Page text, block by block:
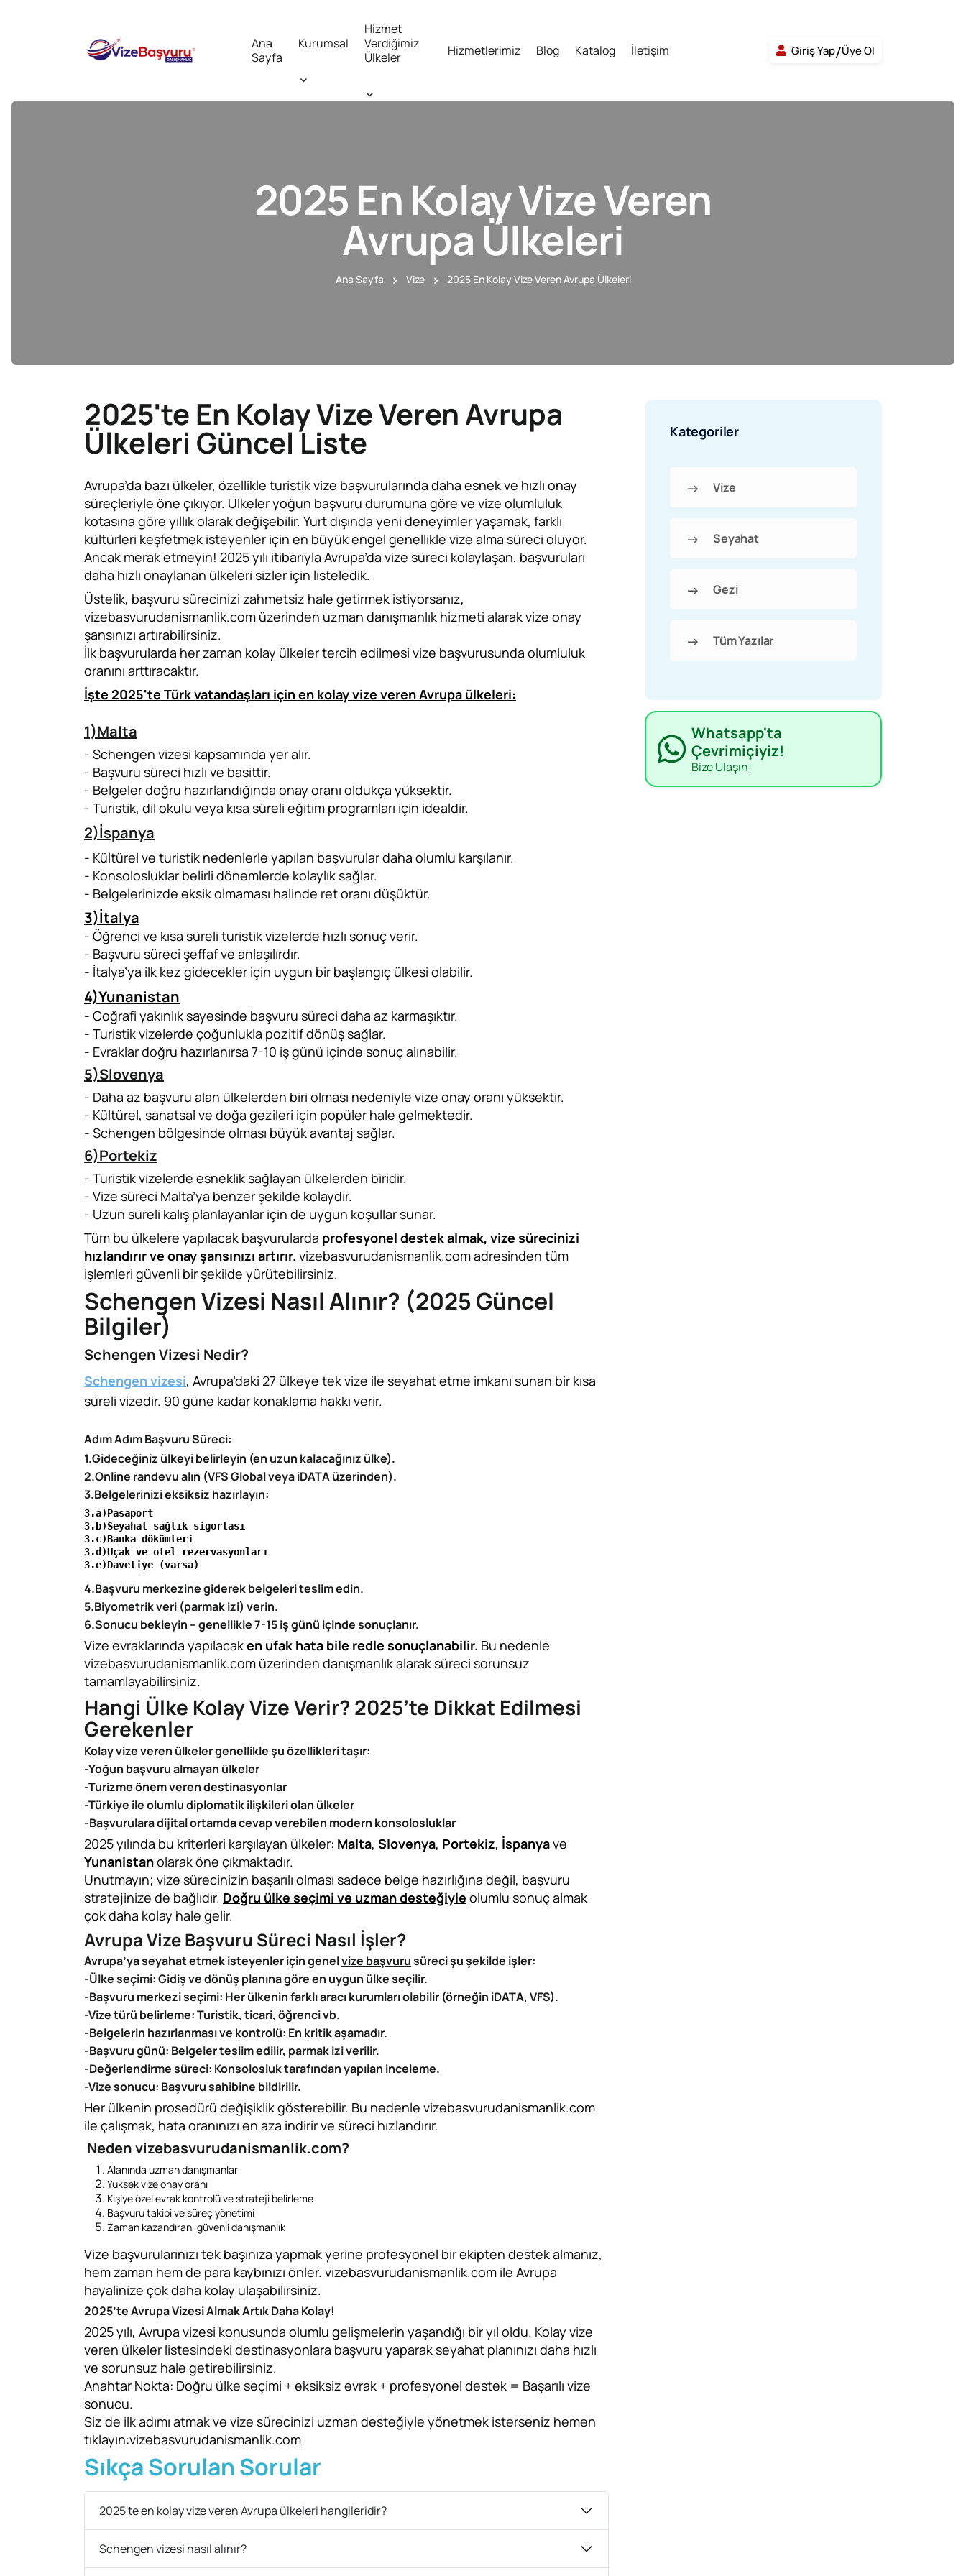
Ana
Sayfa
Kurumsal
Hizmet
Verdiğimiz
Ülkeler
Hizmetlerimiz Blog Katalog İletişim Giriş Yap Üye Ol
2025 En Kolay Vize Veren
Avrupa Ülkeleri
Ana Sayfa Vize 2025 En Kolay Vize Veren Avrupa Ülkeleri
2025'te En Kolay Vize Veren Avrupa
Ülkeleri Güncel Liste
Avrupa’da bazı ülkeler, özellikle turistik vize başvurularında daha esnek ve hızlı onay
süreçleriyle öne çıkıyor. Ülkeler yoğun başvuru durumuna göre ve vize olumluluk
kotasına göre yıllık olarak değişebilir. Yurt dışında yeni deneyimler yaşamak, farklı
kültürleri keşfetmek isteyenler için en büyük engel genellikle vize alma süreci oluyor.
Ancak merak etmeyin! 2025 yılı itibarıyla Avrupa’da vize süreci kolaylaşan, başvuruları
daha hızlı onaylanan ülkeleri sizler için listeledik.
Üstelik, başvuru sürecinizi zahmetsiz hale getirmek istiyorsanız,
vizebasvurudanismanlik.com üzerinden uzman danışmanlık hizmeti alarak vize onay
şansınızı artırabilirsiniz.
İlk başvurularda her zaman kolay ülkeler tercih edilmesi vize başvurusunda olumluluk
oranını arttıracaktır.
İşte 2025'te Türk vatandaşları için en kolay vize veren Avrupa ülkeleri:
1)Malta
- Schengen vizesi kapsamında yer alır.
- Başvuru süreci hızlı ve basittir.
- Belgeler doğru hazırlandığında onay oranı oldukça yüksektir.
- Turistik, dil okulu veya kısa süreli eğitim programları için idealdir.
2)İspanya
- Kültürel ve turistik nedenlerle yapılan başvurular daha olumlu karşılanır.
- Konsolosluklar belirli dönemlerde kolaylık sağlar.
- Belgelerinizde eksik olmaması halinde ret oranı düşüktür.
3)İtalya
- Öğrenci ve kısa süreli turistik vizelerde hızlı sonuç verir.
- Başvuru süreci şeffaf ve anlaşılırdır.
- İtalya’ya ilk kez gidecekler için uygun bir başlangıç ülkesi olabilir.
4)Yunanistan
- Coğrafi yakınlık sayesinde başvuru süreci daha az karmaşıktır.
- Turistik vizelerde çoğunlukla pozitif dönüş sağlar.
- Evraklar doğru hazırlanırsa 7-10 iş günü içinde sonuç alınabilir.
5)Slovenya
- Daha az başvuru alan ülkelerden biri olması nedeniyle vize onay oranı yüksektir.
- Kültürel, sanatsal ve doğa gezileri için popüler hale gelmektedir.
- Schengen bölgesinde olması büyük avantaj sağlar.
6)Portekiz
- Turistik vizelerde esneklik sağlayan ülkelerden biridir.
- Vize süreci Malta’ya benzer şekilde kolaydır.
- Uzun süreli kalış planlayanlar için de uygun koşullar sunar.
Tüm bu ülkelere yapılacak başvurularda profesyonel destek almak, vize sürecinizi
hızlandırır ve onay şansınızı artırır. vizebasvurudanismanlik.com adresinden tüm
işlemleri güvenli bir şekilde yürütebilirsiniz.
Schengen Vizesi Nasıl Alınır? (2025 Güncel
Bilgiler)
Schengen Vizesi Nedir?
Schengen vizesi, Avrupa’daki 27 ülkeye tek vize ile seyahat etme imkanı sunan bir kısa
süreli vizedir. 90 güne kadar konaklama hakkı verir.
Adım Adım Başvuru Süreci:
1.Gideceğiniz ülkeyi belirleyin (en uzun kalacağınız ülke).
2.Online randevu alın (VFS Global veya iDATA üzerinden).
3.Belgelerinizi eksiksiz hazırlayın:
3.a)Pasaport
3.b)Seyahat sağlık sigortası
3.c)Banka dökümleri
3.d)Uçak ve otel rezervasyonları
3.e)Davetiye (varsa)
4.Başvuru merkezine giderek belgeleri teslim edin.
5.Biyometrik veri (parmak izi) verin.
6.Sonucu bekleyin – genellikle 7-15 iş günü içinde sonuçlanır.
Vize evraklarında yapılacaken ufak hata bile redle sonuçlanabilir. Bu nedenle
vizebasvurudanismanlik.com üzerinden danışmanlık alarak süreci sorunsuz
tamamlayabilirsiniz.
Hangi Ülke Kolay Vize Verir? 2025’te Dikkat Edilmesi
Gerekenler
Kolay vize veren ülkeler genellikle şu özellikleri taşır:
-Yoğun başvuru almayan ülkeler
-Turizme önem veren destinasyonlar
-Türkiye ile olumlu diplomatik ilişkileri olan ülkeler
-Başvurulara dijital ortamda cevap verebilen modern konsolosluklar
2025 yılında bu kriterleri karşılayan ülkeler: Malta, Slovenya, Portekiz, İspanyave
Yunanistanolarak öne çıkmaktadır.
Unutmayın; vize sürecinizin başarılı olması sadece belge hazırlığına değil, başvuru
stratejinize de bağlıdır. Doğru ülke seçimi ve uzman desteğiyle olumlu sonuç almak
çok daha kolay hale gelir.
Avrupa Vize Başvuru Süreci Nasıl İşler?
Avrupa’ya seyahat etmek isteyenler için genelvize başvurusüreci şu şekilde işler:
-Ülke seçimi: Gidiş ve dönüş planına göre en uygun ülke seçilir.
-Başvuru merkezi seçimi: Her ülkenin farklı aracı kurumları olabilir (örneğin iDATA, VFS).
-Vize türü belirleme: Turistik, ticari, öğrenci vb.
-Belgelerin hazırlanması ve kontrolü: En kritik aşamadır.
-Başvuru günü: Belgeler teslim edilir, parmak izi verilir.
-Değerlendirme süreci: Konsolosluk tarafından yapılan inceleme.
-Vize sonucu: Başvuru sahibine bildirilir.
Her ülkenin prosedürü değişiklik gösterebilir. Bu nedenle vizebasvurudanismanlik.com
ile çalışmak, hata oranınızı en aza indirir ve süreci hızlandırır.
Neden vizebasvurudanismanlik.com?
Alanında uzman danışmanlar
Yüksek vize onay oranı
Kişiye özel evrak kontrolü ve strateji belirleme
Başvuru takibi ve süreç yönetimi
Zaman kazandıran, güvenli danışmanlık
Vize başvurularınızı tek başınıza yapmak yerine profesyonel bir ekipten destek almanız,
hem zaman hem de para kaybınızı önler. vizebasvurudanismanlik.com ile Avrupa
hayalinize çok daha kolay ulaşabilirsiniz.
2025’te Avrupa Vizesi Almak Artık Daha Kolay!
2025 yılı, Avrupa vizesi konusunda olumlu gelişmelerin yaşandığı bir yıl oldu. Kolay vize
veren ülkeler listesindeki destinasyonlara başvuru yaparak seyahat planınızı daha hızlı
ve sorunsuz hale getirebilirsiniz.
Anahtar Nokta: Doğru ülke seçimi + eksiksiz evrak + profesyonel destek = Başarılı vize
sonucu.
Siz de ilk adımı atmak ve vize sürecinizi uzman desteğiyle yönetmek isterseniz hemen
tıklayın:vizebasvurudanismanlik.com
Sıkça Sorulan Sorular
2025'te en kolay vize veren Avrupa ülkeleri hangileridir?
Schengen vizesi nasıl alınır?
Kategoriler
Vize
Seyahat
Gezi
Tüm Yazılar
Whatsapp'ta
Çevrimiçiyiz!
Bize Ulaşın!